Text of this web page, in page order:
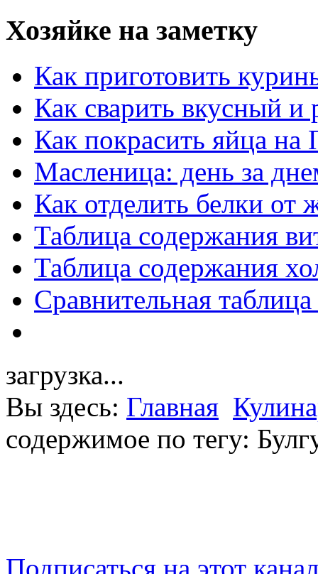
Хозяйке на заметку
Как приготовить
Как сварить вкусный и
Как покрасить яйца на
Масленица: день за
Как отделить белки от
Таблица содержания
Таблица содержания
Сравнительная
загрузка...
Вы здесь: Главная
содержимое по тегу: